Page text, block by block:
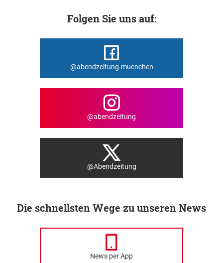
Folgen Sie uns auf:
@abendzeitung.muenchen
@abendzeitung
@Abendzeitung
Die schnellsten Wege zu unseren News
News per App